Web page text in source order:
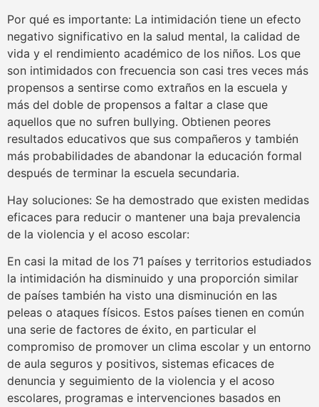
Por qué es importante: La intimidación tiene un efecto
negativo significativo en la salud mental, la calidad de
vida y el rendimiento académico de los niños. Los que
son intimidados con frecuencia son casi tres veces más
propensos a sentirse como extraños en la escuela y
más del doble de propensos a faltar a clase que
aquellos que no sufren bullying. Obtienen peores
resultados educativos que sus compañeros y también
más probabilidades de abandonar la educación formal
después de terminar la escuela secundaria.
Hay soluciones: Se ha demostrado que existen medidas
eficaces para reducir o mantener una baja prevalencia
de la violencia y el acoso escolar:
En casi la mitad de los 71 países y territorios estudiados
la intimidación ha disminuido y una proporción similar
de países también ha visto una disminución en las
peleas o ataques físicos. Estos países tienen en común
una serie de factores de éxito, en particular el
compromiso de promover un clima escolar y un entorno
de aula seguros y positivos, sistemas eficaces de
denuncia y seguimiento de la violencia y el acoso
escolares, programas e intervenciones basados en